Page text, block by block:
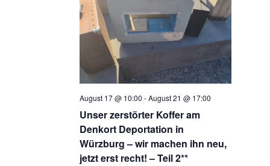
Unser zerstörter Koffer am
Denkort Deportation in
Würzburg – wir machen ihn neu,
jetzt erst recht! – Teil 2**
August 17 @ 10:00 -August 21 @ 17:00